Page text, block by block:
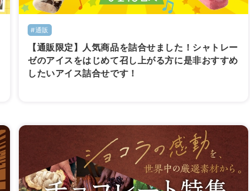
#通販
【通販限定】人気商品を詰合せました！シャトレー
ゼのアイスをはじめて召し上がる方に是非おすすめ
したいアイス詰合せです！